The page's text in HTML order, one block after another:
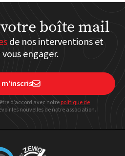
boîte mail
de nos interventions et
engager.
m'inscris
d’accord avec notrepolitiquede
les nouvelles de notre association.